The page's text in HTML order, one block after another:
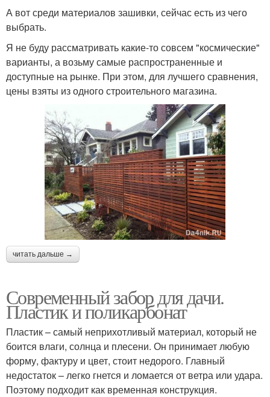
А вот среди материалов зашивки, сейчас есть из чего
выбрать.
Я не буду рассматривать какие-то совсем "космические"
варианты, а возьму самые распространенные и
доступные на рынке. При этом, для лучшего сравнения,
цены взяты из одного строительного магазина.
читать дальше →
Современный забор для дачи.
Пластик и поликарбонат
Пластик – самый неприхотливый материал, который не
боится влаги, солнца и плесени. Он принимает любую
форму, фактуру и цвет, стоит недорого. Главный
недостаток – легко гнется и ломается от ветра или удара.
Поэтому подходит как временная конструкция.